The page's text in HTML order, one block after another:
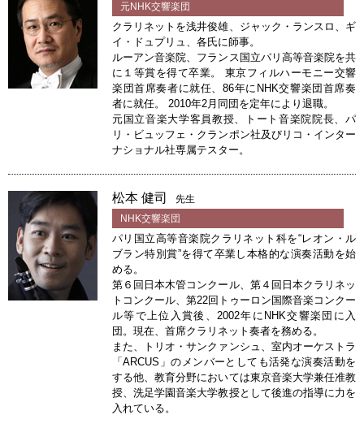
元NHK交響楽団
クラリネットを浅井俊雄、ジャック・ランスロ、ギ
イ・ドュプリュ、各氏に師事。
ルーアン音楽院、フランス国立パリ高等音楽院を共
に１等賞を得て卒業。 東京フィルハーモニー交響
楽団首席奏者に就任、86年にNHK交響楽団首席奏
者に就任。 2010年2月同団を定年により退職。
元国立音楽大学客員教授、トート音楽院院長、パ
リ・ビュッフェ・クランポン社及びリコ・インター
ナショナル社専属テスター。
松本 健司
先生
NHK交響楽団
パリ国立高等音楽院クラリネット科を“レオン・ル
ブラン特別賞”を得て卒業し本格的な演奏活動を始
める。
第６回日本木管コンクール、第４回日本クラリネッ
トコンクール、第22回トゥーロン国際音楽コンクー
ル等で上位入賞後、2002年にNHK交響楽団に入
団。現在、首席クラリネット奏者を務める。
また、トリオ・サンクァンシュ、室内オーケストラ
「ARCUS」のメンバーとしても活発な演奏活動を
する他、教育分野においては東京音楽大学兼任准教
授、洗足学園音楽大学教授として後進の指導に力を
入れている。